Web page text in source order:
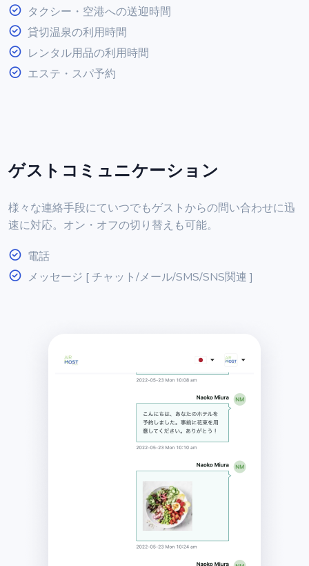
タクシー・空港への送迎時間
貸切温泉の利用時間
レンタル用品の利用時間
エステ・スパ予約
ゲストコミュニケーション
様々な連絡手段にていつでもゲストからの問い合わせに迅
速に対応。オン・オフの切り替えも可能。
電話
メッセージ [ チャット/メール/SMS/SNS関連 ]